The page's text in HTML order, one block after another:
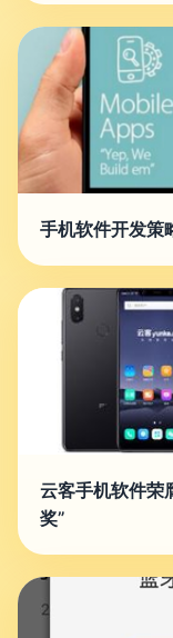
手机软件开发策
云客手机软件荣
奖”